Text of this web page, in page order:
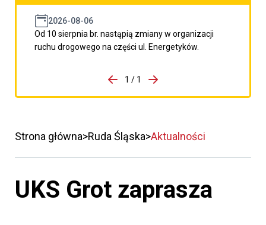
2026-08-06
Od 10 sierpnia br. nastąpią zmiany w organizacji
ruchu drogowego na części ul. Energetyków.
porzpedniego komunikatu
1 / 1
Przejdź do następnego
Strona główna Ruda Śląska Aktualności
UKS Grot zaprasza